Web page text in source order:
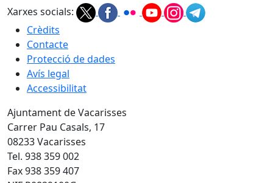
Xarxes socials:
Crèdits
Contacte
Protecció de dades
Avís legal
Accessibilitat
Ajuntament de Vacarisses
Carrer Pau Casals, 17
08233 Vacarisses
Tel. 938 359 002
Fax 938 359 407